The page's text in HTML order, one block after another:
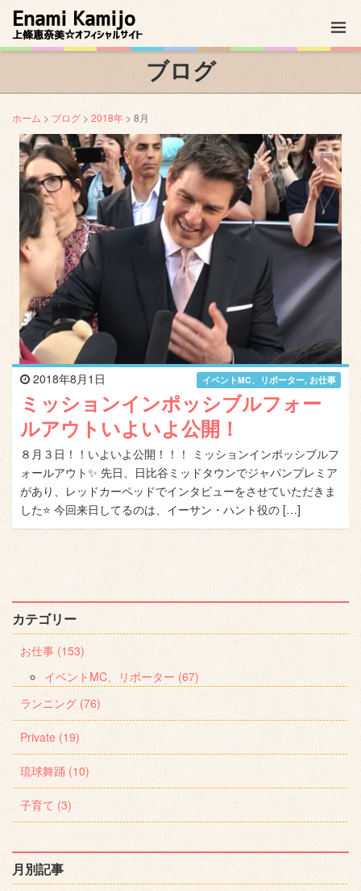
Enami Kamijo
上條恵奈美☆オフィシャルサイト
ブログ
ホーム > ブログ > 2018年 > 8月
2018年8月1日 イベントMC、リポーター, お仕事
ミッションインポッシブルフォー
ルアウトいよいよ公開！
８月３日！！いよいよ公開！！！ ミッションインポッシブルフ
ォールアウト✨ 先日、日比谷ミッドタウンでジャパンプレミア
があり、レッドカーペッドでインタビューをさせていただきま
した⭐ 今回来日してるのは、イーサン・ハント役の […]
カテゴリー
お仕事 (153)
イベントMC、リポーター (67)
ランニング (76)
Private (19)
琉球舞踊 (10)
子育て (3)
月別記事